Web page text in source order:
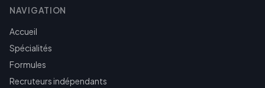
NAVIGATION
Accueil
Spécialités
Formules
Recruteurs indépendants